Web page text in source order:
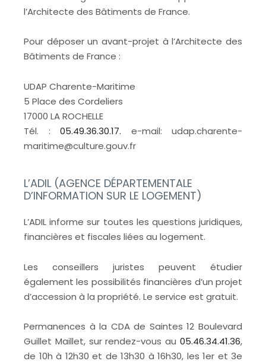
l’Architecte des Bâtiments de France.
Pour déposer un avant-projet à l’Architecte des
Bâtiments de France :
UDAP Charente-Maritime
5 Place des Cordeliers
17000 LA ROCHELLE
Tél. : 05.49.36.30.17. e-mail: udap.charente-
maritime@culture.gouv.fr
L’ADIL (AGENCE DÉPARTEMENTALE
D’INFORMATION SUR LE LOGEMENT)
L’ADIL informe sur toutes les questions juridiques,
financières et fiscales liées au logement.
Les conseillers juristes peuvent étudier
également les possibilités financières d’un projet
d’accession à la propriété. Le service est gratuit.
Permanences à la CDA de Saintes 12 Boulevard
Guillet Maillet, sur rendez-vous au 05.46.34.41.36,
de 10h à 12h30 et de 13h30 à 16h30, les 1er et 3e